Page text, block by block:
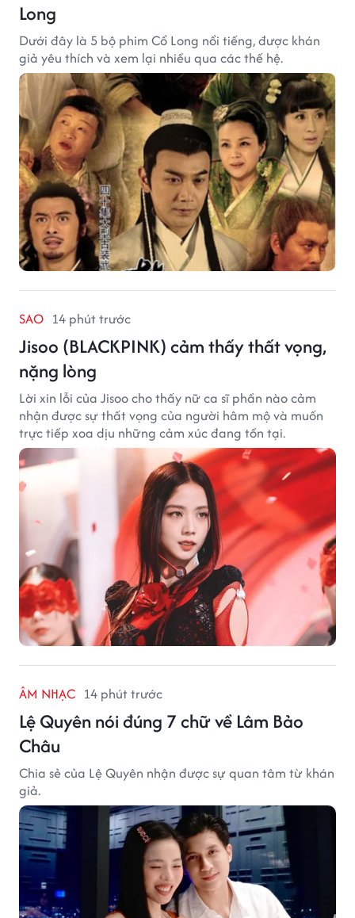
Long
Dưới đây là 5 bộ phim Cổ Long nổi tiếng, được khán
giả yêu thích và xem lại nhiều qua các thế hệ.
SAO 14 phút trước
Jisoo (BLACKPINK) cảm thấy thất vọng,
nặng lòng
Lời xin lỗi của Jisoo cho thấy nữ ca sĩ phần nào cảm
nhận được sự thất vọng của người hâm mộ và muốn
trực tiếp xoa dịu những cảm xúc đang tồn tại.
ÂM NHẠC 14 phút trước
Lệ Quyên nói đúng 7 chữ về Lâm Bảo
Châu
Chia sẻ của Lệ Quyên nhận được sự quan tâm từ khán
giả.